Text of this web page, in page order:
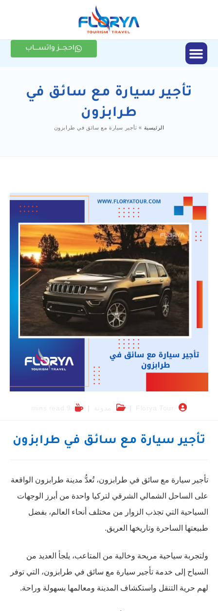
احجـــز واتســــاب
تأجير سيارة مع سائق في
طرابزون
الرئيسية » تأجير سيارة مع سائق في طرابزون
تأجير سيارة مع سائق في طرابزون
تأجير سيارة مع سائق في طرابزون، تُعدُّ مدينة طرابزون الواقعة
على الساحل الشمالي الشرقي لتركيا واحدة من أبرز الوجهات
السياحية التي تجذب الزوار من مختلف أنحاء العالم، بفضل
طبيعتها الساحرة وتاريخها العريق.
ولتجربة سياحية مريحة وخالية من المتاعب، يلجأ العديد من
السياح إلى خدمة تأجير سيارة مع سائق في طرابزون، التي توفر
لهم حرية التنقل واستكشاف المدينة ومعالمها بسهولة وراحة.